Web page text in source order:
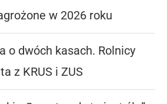
w 2026 roku
o dwóch kasach. Rolnicy
z KRUS i ZUS